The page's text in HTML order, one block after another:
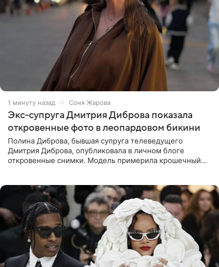
1 минуту назад Соня Жарова
Экс-супруга Дмитрия Диброва показала
откровенные фото в леопардовом бикини
Полина Диброва, бывшая супруга телеведущего
Дмитрия Диброва, опубликовала в личном блоге
откровенные снимки. Модель примерила крошечный